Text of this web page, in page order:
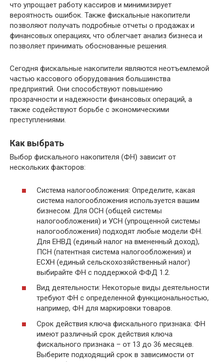
что упрощает работу кассиров и минимизирует
вероятность ошибок. Также фискальные накопители
позволяют получать подробные отчеты о продажах и
финансовых операциях, что облегчает анализ бизнеса и
позволяет принимать обоснованные решения.
Сегодня фискальные накопители являются неотъемлемой
частью кассового оборудования большинства
предприятий. Они способствуют повышению
прозрачности и надежности финансовых операций, а
также содействуют борьбе с экономическими
преступлениями.
Как выбрать
Выбор фискального накопителя (ФН) зависит от
нескольких факторов:
Система налогообложения: Определите, какая
система налогообложения используется вашим
бизнесом. Для ОСН (общей системы
налогообложения) и УСН (упрощенной системы
налогообложения) подходят любые модели ФН.
Для ЕНВД (единый налог на вмененный доход),
ПСН (патентная система налогообложения) и
ЕСХН (единый сельскохозяйственный налог)
выбирайте ФН с поддержкой ФФД 1.2.
Вид деятельности: Некоторые виды деятельности
требуют ФН с определенной функциональностью,
например, ФН для маркировки товаров.
Срок действия ключа фискального признака: ФН
имеют различный срок действия ключа
фискального признака – от 13 до 36 месяцев.
Выберите подходящий срок в зависимости от